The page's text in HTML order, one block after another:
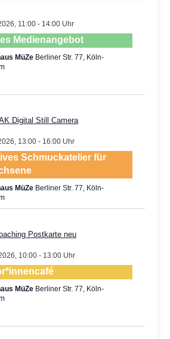
11:00- 14:00
Medienangebot
MüZe Berliner Str. 77, Köln-
13:00- 16:00
Schmuckatelier für
MüZe Berliner Str. 77, Köln-
10:00- 13:00
MüZe Berliner Str. 77, Köln-